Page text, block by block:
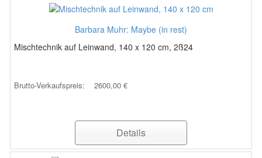
Barbara Muhr: Maybe (in rest)
Mischtechnik auf Leinwand, 140 x 120 cm, 2ß24
Brutto-Verkaufspreis: 2600,00 €
Details